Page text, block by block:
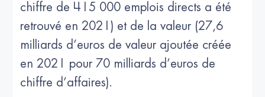
chiffre de 415 000 emplois directs a été
retrouvé en 2021) et de la valeur (27,6
milliards d’euros de valeur ajoutée créée
en 2021 pour 70 milliards d’euros de
chiffre d’affaires).